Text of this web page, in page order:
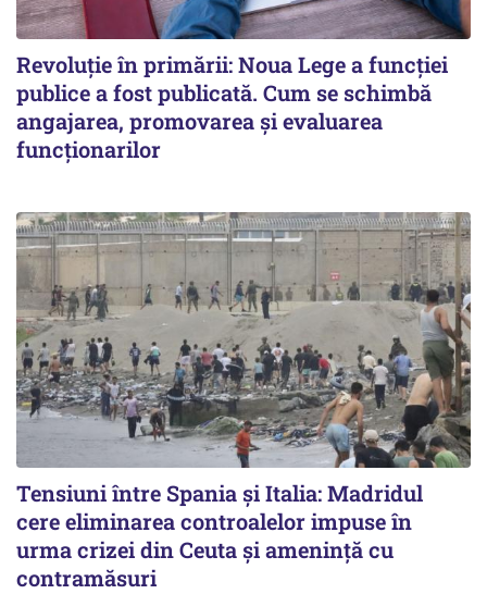
Revoluție în primării: Noua Lege a funcției
publice a fost publicată. Cum se schimbă
angajarea, promovarea și evaluarea
funcționarilor
Tensiuni între Spania și Italia: Madridul
cere eliminarea controalelor impuse în
urma crizei din Ceuta și amenință cu
contramăsuri